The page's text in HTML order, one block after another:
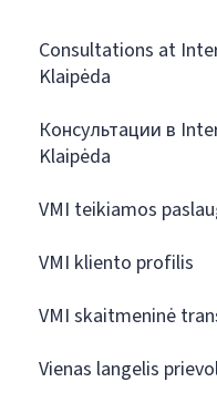
Consultations at
Klaipėda
Консультации в
Klaipėda
VMI teikiamos
VMI kliento profilis
VMI skaitmeninė
Vienas langelis